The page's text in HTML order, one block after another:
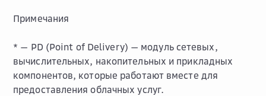
Примечания
* — PD (Point of Delivery) — модуль сетевых,
вычислительных, накопительных и прикладных
компонентов, которые работают вместе для
предоставления облачных услуг.